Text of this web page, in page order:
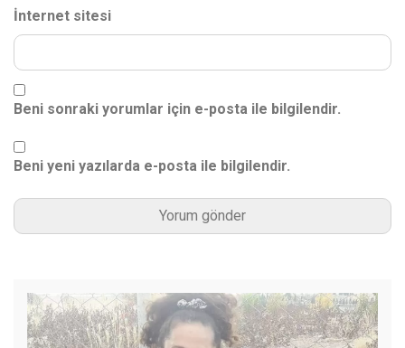
İnternet sitesi
Beni sonraki yorumlar için e-posta ile bilgilendir.
Beni yeni yazılarda e-posta ile bilgilendir.